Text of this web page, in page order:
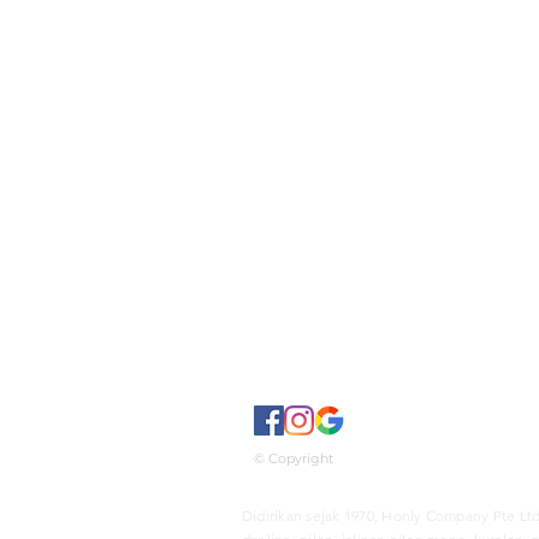
© Copyright
Didirikan sejak 1970, Honly Company Pte